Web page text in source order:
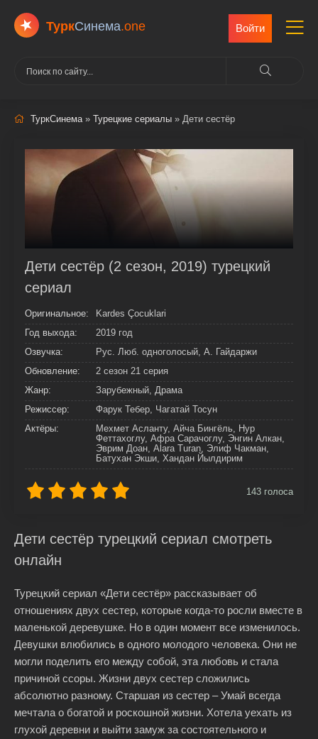
ТуркCинема.one Войти
ТуркСинема» Турецкие сериалы » Дети сестёр
Дети сестёр (2 сезон, 2019) турецкий
сериал
Оригинальное:
Kardes Çocuklari
Год выхода:
2019 год
Озвучка:
Рус. Люб. одноголосый, А. Гайдаржи
Обновление:
2 сезон 21 серия
Жанр:
Зарубежный, Драма
Режиссер:
Фарук Тебер, Чагатай Тосун
Актёры:
Мехмет Асланту, Айча Бингёль, Нур
Феттахоглу, Афра Сарачоглу, Энгин Алкан,
Эврим Доан, Alara Turan, Элиф Чакман,
Батухан Экши, Хандан Йылдирим
143 голоса
Дети сестёр турецкий сериал смотреть
онлайн
Турецкий сериал «Дети сестёр» рассказывает об
отношениях двух сестер, которые когда-то росли вместе в
маленькой деревушке. Но в один момент все изменилось.
Девушки влюбились в одного молодого человека. Они не
могли поделить его между собой, эта любовь и стала
причиной ссоры. Жизни двух сестер сложились
абсолютно разному. Старшая из сестер – Умай всегда
мечтала о богатой и роскошной жизни. Хотела уехать из
глухой деревни и выйти замуж за состоятельного и